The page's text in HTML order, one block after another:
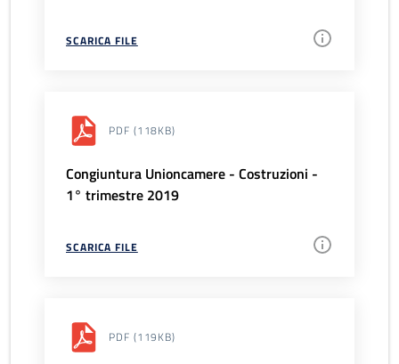
SCARICA FILE
PDF (118KB)
Congiuntura Unioncamere - Costruzioni -
1° trimestre 2019
SCARICA FILE
PDF (119KB)